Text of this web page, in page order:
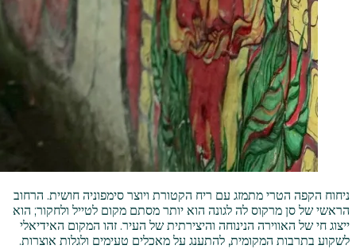
ניחוח הקפה הטרי מתמזג עם ריח הקטורת ויוצר סימפוניה חושית. הרחוב
הראשי של סן מרקוס לה לגונה הוא יותר מסתם מקום לטייל ולחקור; הוא
ייצוג חי של האווירה הנינוחה והיצירתית של העיר. זהו המקום האידיאלי
לשקוע בתרבות המקומית, להתענג על מאכלים טעימים ולגלות אוצרות.